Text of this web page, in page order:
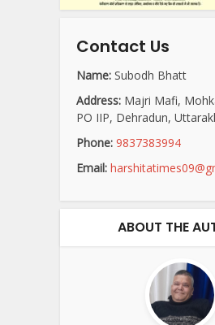
Contact Us
Name: Subodh Bhatt
Address: Majri Mafi,
PO IIP, Dehradun,
Phone: 9837383994
Email:
ABOUT THE